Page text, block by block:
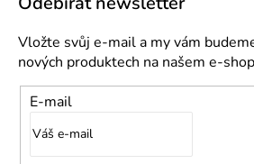
Vložte svůj e-mail a my vám
nových produktech na našem e-
E-mail